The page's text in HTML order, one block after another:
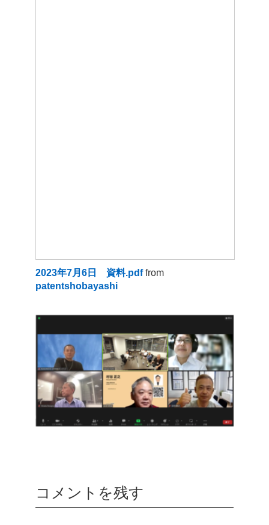
2023年7月6日 資料.pdffrom
patentshobayashi
コメントを残す